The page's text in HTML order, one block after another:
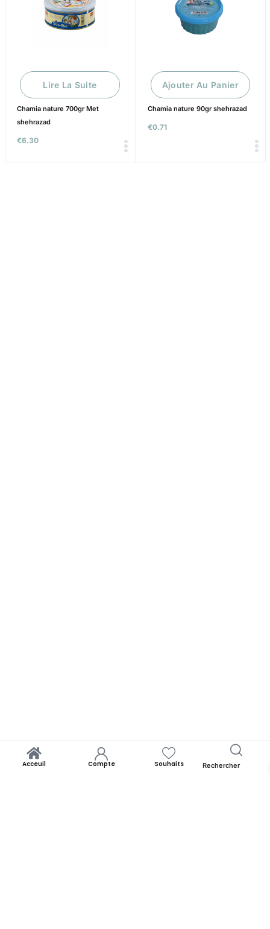
€6.30
Chamia nature 700gr Met
shehrazad
Lire La Suite
€0.71
Chamia nature 90gr shehrazad
Ajouter Au Panier
Acceuil Compte Souhaits Rechercher